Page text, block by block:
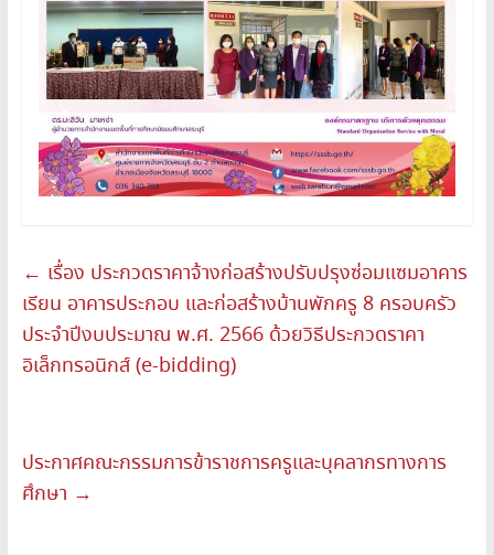
← เรื่อง ประกวดราคาจ้างก่อสร้างปรับปรุงซ่อมแซมอาคาร
เรียน อาคารประกอบ และก่อสร้างบ้านพักครู 8 ครอบครัว
ประจำปีงบประมาณ พ.ศ. 2566 ด้วยวิธีประกวดราคา
อิเล็กทรอนิกส์ (e-bidding)
ประกาศคณะกรรมการข้าราชการครูและบุคลากรทางการ
ศึกษา →